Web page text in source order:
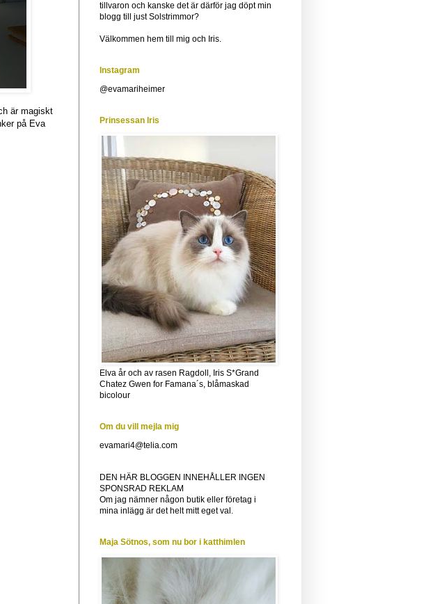
är magiskt
på Eva
tillvaron och kanske det är därför jag döpt min
blogg till just Solstrimmor?
Välkommen hem till mig och Iris.
Instagram
@evamariheimer
Prinsessan Iris
Elva år och av rasen Ragdoll, Iris S*Grand
Chatez Gwen for Famana´s, blåmaskad
bicolour
Om du vill mejla mig
evamari4@telia.com
DEN HÄR BLOGGEN INNEHÅLLER INGEN
SPONSRAD REKLAM
Om jag nämner någon butik eller företag i
mina inlägg är det helt mitt eget val.
Maja Sötnos, som nu bor i katthimlen